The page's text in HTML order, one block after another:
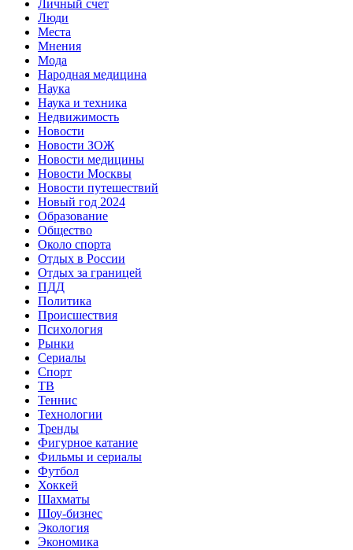
Личный счет
Люди
Места
Мнения
Мода
Народная медицина
Наука
Наука и техника
Недвижимость
Новости
Новости ЗОЖ
Новости медицины
Новости Москвы
Новости путешествий
Новый год 2024
Образование
Общество
Около спорта
Отдых в России
Отдых за границей
ПДД
Политика
Происшествия
Психология
Рынки
Сериалы
Спорт
ТВ
Теннис
Технологии
Тренды
Фигурное катание
Фильмы и сериалы
Футбол
Хоккей
Шахматы
Шоу-бизнес
Экология
Экономика